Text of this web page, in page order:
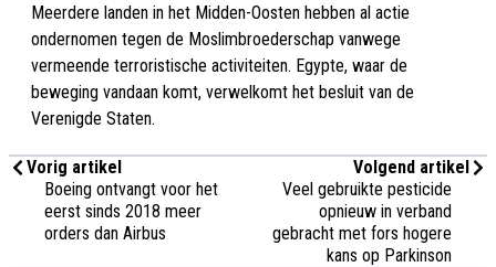
Meerdere landen in het Midden-Oosten hebben al actie
ondernomen tegen de Moslimbroederschap vanwege
vermeende terroristische activiteiten. Egypte, waar de
beweging vandaan komt, verwelkomt het besluit van de
Verenigde Staten.
Vorig artikel
Boeing ontvangt voor het
eerst sinds 2018 meer
orders dan Airbus
Volgend artikel
Veel gebruikte pesticide
opnieuw in verband
gebracht met fors hogere
kans op Parkinson